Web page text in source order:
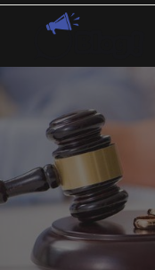
Skip
Guest Blogs